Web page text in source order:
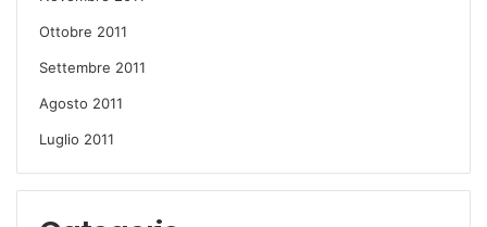
Ottobre 2011
Settembre 2011
Agosto 2011
Luglio 2011